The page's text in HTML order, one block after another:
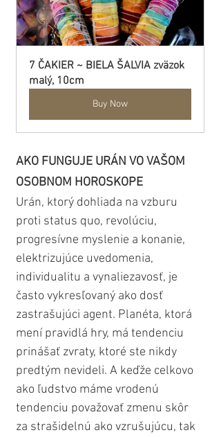
7 ČAKIER ~ BIELA ŠALVIA zväzok
malý, 10cm
Buy Now
AKO FUNGUJE URÁN VO VAŠOM
OSOBNOM HOROSKOPE
Urán, ktorý dohliada na vzburu
proti status quo, revolúciu,
progresívne myslenie a konanie,
elektrizujúce uvedomenia,
individualitu a vynaliezavosť, je
často vykresľovaný ako dosť
zastrašujúci agent. Planéta, ktorá
mení pravidlá hry, má tendenciu
prinášať zvraty, ktoré ste nikdy
predtým nevideli. A keďže celkovo
ako ľudstvo máme vrodenú
tendenciu považovať zmenu skôr
za strašidelnú ako vzrušujúcu, tak